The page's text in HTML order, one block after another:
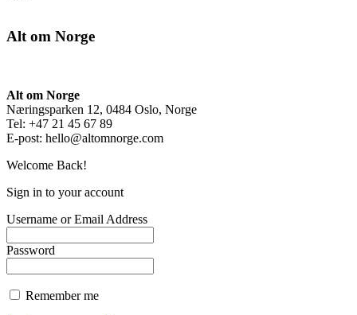
Alt om Norge
Alt om Norge
Næringsparken 12, 0484 Oslo, Norge
Tel: +47 21 45 67 89
E-post: hello@altomnorge.com
Welcome Back!
Sign in to your account
Username or Email Address
Password
Remember me